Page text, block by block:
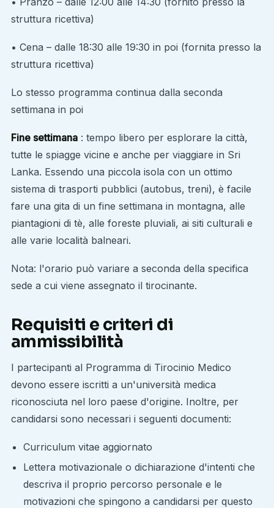
struttura ricettiva)
• Cena – dalle 18:30 alle 19:30 in poi (fornita presso la
struttura ricettiva)
Lo stesso programma continua dalla seconda
settimana in poi
Fine settimana : tempo libero per esplorare la città,
tutte le spiagge vicine e anche per viaggiare in Sri
Lanka. Essendo una piccola isola con un ottimo
sistema di trasporti pubblici (autobus, treni), è facile
fare una gita di un fine settimana in montagna, alle
piantagioni di tè, alle foreste pluviali, ai siti culturali e
alle varie località balneari.
Nota: l'orario può variare a seconda della specifica
sede a cui viene assegnato il tirocinante.
Requisiti e criteri di
ammissibilità
I partecipanti al Programma di Tirocinio Medico
devono essere iscritti a un'università medica
riconosciuta nel loro paese d'origine. Inoltre, per
candidarsi sono necessari i seguenti documenti:
Curriculum vitae aggiornato
Lettera motivazionale o dichiarazione d'intenti che
descriva il proprio percorso personale e le
motivazioni che spingono a candidarsi per questo